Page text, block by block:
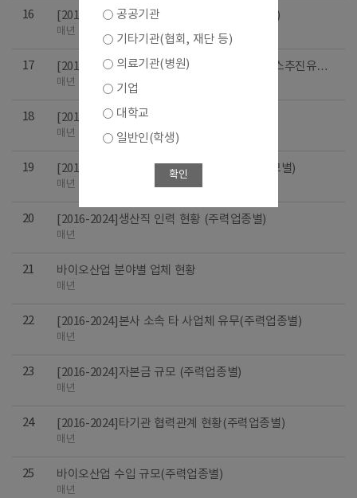
16 [2016-2024]총 종사자 규모 분포 (주력업종별)
매년
17
[2016-2024]연구직 인력 현황 (바이오비즈니스추진유형
별)
매년
18 [2016-2024]설립년도 분포 (주력업종별)
매년
19 [2016-2024]바이오산업 투자 현황(종사자규모별)
매년
20 [2016-2024]생산직 인력 현황 (주력업종별)
매년
21 바이오산업 분야별 업체 현황
매년
22 [2016-2024]본사 소속 타 사업체 유무(주력업종별)
매년
23 [2016-2024]자본금 규모 (주력업종별)
매년
24 [2016-2024]타기관 협력관계 현황(주력업종별)
매년
25 바이오산업 수입 규모(주력업종별)
매년
공공기관
기타기관(협회, 재단 등)
의료기관(병원)
기업
대학교
일반인(학생)
확인